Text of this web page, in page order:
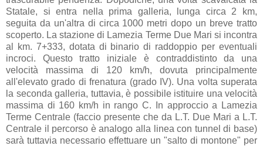
Statale, si entra nella prima galleria, lunga circa 2 km,
seguita da un'altra di circa 1000 metri dopo un breve tratto
scoperto. La stazione di Lamezia Terme Due Mari si incontra
al km. 7+333, dotata di binario di raddoppio per eventuali
incroci. Questo tratto iniziale è contraddistinto da una
velocità massima di 120 km/h, dovuta principalmente
all'elevato grado di frenatura (grado IV). Una volta superata
la seconda galleria, tuttavia, è possibile istituire una velocità
massima di 160 km/h in rango C. In approccio a Lamezia
Terme Centrale (faccio presente che da L.T. Due Mari a L.T.
Centrale il percorso è analogo alla linea con tunnel di base)
sarà tuttavia necessario effettuare un "salto di montone" per